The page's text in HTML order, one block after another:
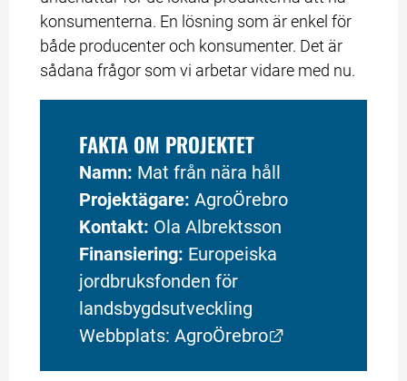
konsumenterna. En lösning som är enkel för
både producenter och konsumenter. Det är
sådana frågor som vi arbetar vidare med nu.
FAKTA OM PROJEKTET
Namn: Mat från nära håll
Projektägare: AgroÖrebro
Kontakt: Ola Albrektsson
Finansiering: Europeiska
jordbruksfonden för
landsbygdsutveckling
Webbplats: AgroÖrebro Länk till